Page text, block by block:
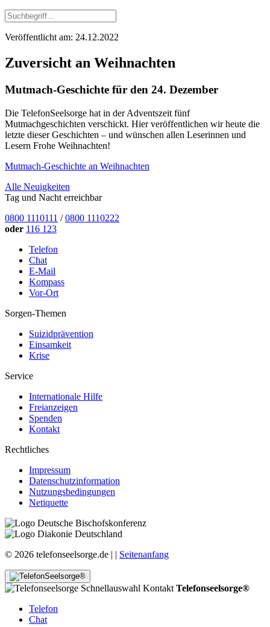
Veröffentlicht am: 24.12.2022
Zuversicht an Weihnachten
Mutmach-Geschichte für den 24. Dezember
Die TelefonSeelsorge hat in der Adventszeit fünf
Mutmachgeschichten verschickt. Hier veröffentlichen wir heute die
letzte dieser Geschichten – und wünschen allen Leserinnen und
Lesern Frohe Weihnachten!
Mutmach-Geschichte an Weihnachten
Alle Neuigkeiten
Tag und Nacht erreichbar
0800 1110111 /0800 1110222
oder 116 123
Telefon
Chat
E-Mail
Kompass
Vor-Ort
Sorgen-Themen
Suizidprävention
Einsamkeit
Krise
Service
Internationale Hilfe
Freianzeigen
Spenden
Kontakt
Rechtliches
Impressum
Datenschutzinformation
Nutzungsbedingungen
Netiquette
© 2026 telefonseelsorge.de | | Seitenanfang
Telefonseelsorge®
Telefon
Chat